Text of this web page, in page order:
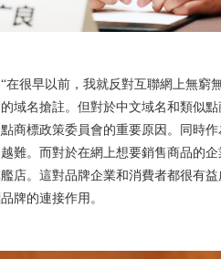
很早以前，我就反對互聯網上無窮
域名搶註。但對於中文域名和類似
商標政策委員會的重要原因。同時
難。而對於在網上想要銷售商品的
店。這對品牌企業和消費者都很有
牌的連接作用。